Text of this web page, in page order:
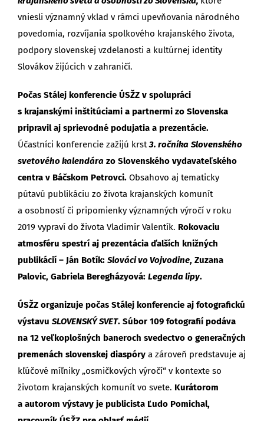
vniesli významný vklad v rámci upevňovania národného
povedomia, rozvíjania spolkového krajanského života,
podpory slovenskej vzdelanosti a kultúrnej identity
Slovákov žijúcich v zahraničí.
Počas Stálej konferencie ÚSŽZ v spolupráci
s krajanskými inštitúciami a partnermi zo Slovenska
pripravil aj sprievodné podujatia a prezentácie.
Účastníci konferencie zažijú krst3. ročníka Slovenského
svetového kalendára zo Slovenského vydavateľského
centra v Báčskom Petrovci. Obsahovo aj tematicky
pútavú publikáciu zo života krajanských komunít
a osobností či pripomienky významných výročí v roku
2019 vypraví do života Vladimír Valentík. Rokovaciu
atmosféru spestrí aj prezentácia ďalších knižných
publikácií – Ján Botík: Slováci vo Vojvodine, Zuzana
Palovic, Gabriela Beregházyová: Legenda lipy.
ÚSŽZ organizuje počas Stálej konferencie aj fotografickú
výstavu SLOVENSKÝ SVET. Súbor 109 fotografií podáva
na 12 veľkoplošných baneroch svedectvo o generačných
premenách slovenskej diaspóry a zároveň predstavuje aj
kľúčové míľniky „osmičkových výročí“ v kontexte so
životom krajanských komunít vo svete. Kurátorom
a autorom výstavy je publicista Ľudo Pomichal,